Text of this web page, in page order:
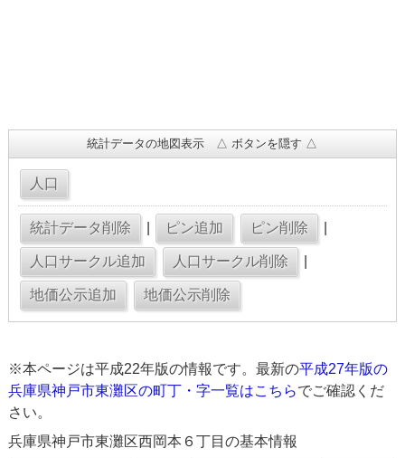
統計データの地図表示 △ ボタンを隠す △
※本ページは平成22年版の情報です。最新の平成27年版の
兵庫県神戸市東灘区の町丁・字一覧はこちらでご確認くだ
さい。
兵庫県神戸市東灘区西岡本６丁目の基本情報